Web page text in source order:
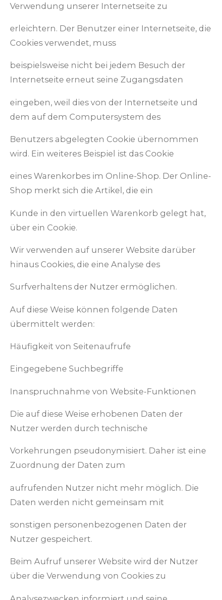
Verwendung unserer Internetseite zu
erleichtern. Der Benutzer einer Internetseite, die
Cookies verwendet, muss
beispielsweise nicht bei jedem Besuch der
Internetseite erneut seine Zugangsdaten
eingeben, weil dies von der Internetseite und
dem auf dem Computersystem des
Benutzers abgelegten Cookie übernommen
wird. Ein weiteres Beispiel ist das Cookie
eines Warenkorbes im Online-Shop. Der Online-
Shop merkt sich die Artikel, die ein
Kunde in den virtuellen Warenkorb gelegt hat,
über ein Cookie.
Wir verwenden auf unserer Website darüber
hinaus Cookies, die eine Analyse des
Surfverhaltens der Nutzer ermöglichen.
Auf diese Weise können folgende Daten
übermittelt werden:
Häufigkeit von Seitenaufrufe
Eingegebene Suchbegriffe
Inanspruchnahme von Website-Funktionen
Die auf diese Weise erhobenen Daten der
Nutzer werden durch technische
Vorkehrungen pseudonymisiert. Daher ist eine
Zuordnung der Daten zum
aufrufenden Nutzer nicht mehr möglich. Die
Daten werden nicht gemeinsam mit
sonstigen personenbezogenen Daten der
Nutzer gespeichert.
Beim Aufruf unserer Website wird der Nutzer
über die Verwendung von Cookies zu